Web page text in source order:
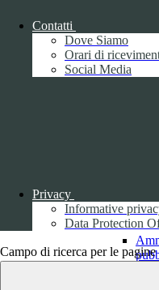
Contatti
Dove Siamo
Orari di
Social Media
Privacy
Informative
Data Protection
Campo di ricerca per le pagine